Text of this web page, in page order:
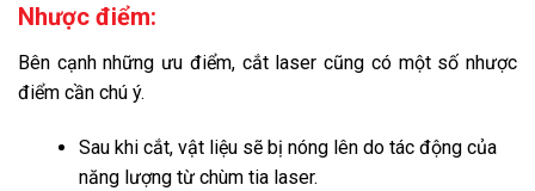
Nhược điểm:
Bên cạnh những ưu điểm, cắt laser cũng có một số nhược
điểm cần chú ý.
Sau khi cắt, vật liệu sẽ bị nóng lên do tác động của
năng lượng từ chùm tia laser.